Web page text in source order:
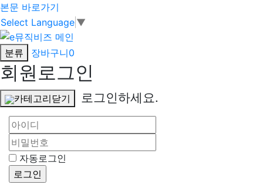
본문 바로가기
Select Language ▼
분류 장바구니0
회원로그인
카테고리닫기 로그인하세요.
자동로그인